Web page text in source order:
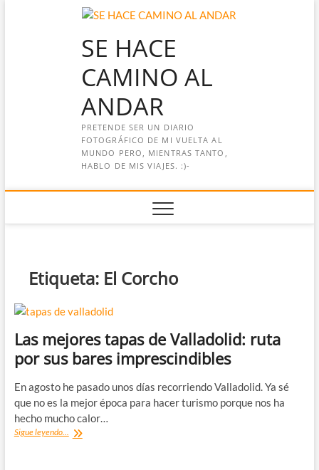
SE HACE
CAMINO AL
ANDAR
PRETENDE SER UN DIARIO
FOTOGRÁFICO DE MI VUELTA AL
MUNDO PERO, MIENTRAS TANTO,
HABLO DE MIS VIAJES. :)-
Etiqueta: El Corcho
Las mejores tapas de Valladolid: ruta
por sus bares imprescindibles
En agosto he pasado unos días recorriendo Valladolid. Ya sé
que no es la mejor época para hacer turismo porque nos ha
hecho mucho calor…
Sigue leyendo... Las